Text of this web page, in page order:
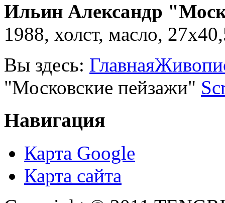
Ильин Александр
1988, холст, масло,
Вы здесь: Главная
"Московские пейзажи"
Навигация
Карта Google
Карта сайта